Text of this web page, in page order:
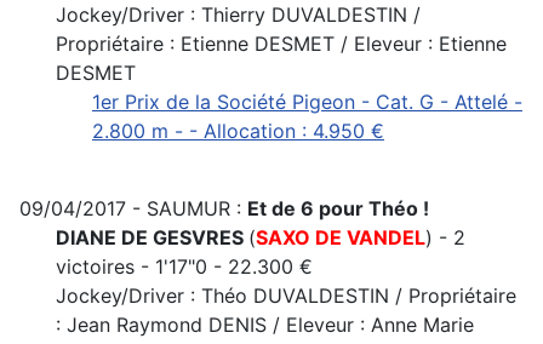
Jockey/Driver : Thierry DUVALDESTIN /
Propriétaire : Etienne DESMET / Eleveur : Etienne
DESMET
1er Prix de la Société Pigeon - Cat. G - Attelé -
2.800 m - - Allocation : 4.950 €
09/04/2017 - SAUMUR : Et de 6 pour Théo !
DIANE DE GESVRES (SAXO DE VANDEL) - 2
victoires - 1'17"0 - 22.300 €
Jockey/Driver : Théo DUVALDESTIN / Propriétaire
: Jean Raymond DENIS / Eleveur : Anne Marie